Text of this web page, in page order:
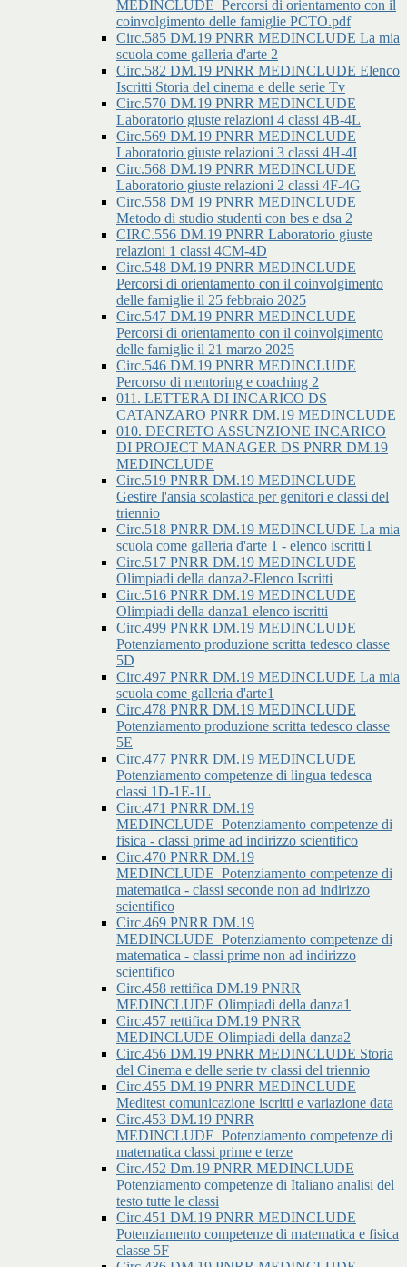
MEDINCLUDE_Percorsi di orientamento con il
coinvolgimento delle famiglie PCTO.pdf
Circ.585 DM.19 PNRR MEDINCLUDE La mia
scuola come galleria d'arte 2
Circ.582 DM.19 PNRR MEDINCLUDE Elenco
Iscritti Storia del cinema e delle serie Tv
Circ.570 DM.19 PNRR MEDINCLUDE
Laboratorio giuste relazioni 4 classi 4B-4L
Circ.569 DM.19 PNRR MEDINCLUDE
Laboratorio giuste relazioni 3 classi 4H-4I
Circ.568 DM.19 PNRR MEDINCLUDE
Laboratorio giuste relazioni 2 classi 4F-4G
Circ.558 DM 19 PNRR MEDINCLUDE
Metodo di studio studenti con bes e dsa 2
CIRC.556 DM.19 PNRR Laboratorio giuste
relazioni 1 classi 4CM-4D
Circ.548 DM.19 PNRR MEDINCLUDE
Percorsi di orientamento con il coinvolgimento
delle famiglie il 25 febbraio 2025
Circ.547 DM.19 PNRR MEDINCLUDE
Percorsi di orientamento con il coinvolgimento
delle famiglie il 21 marzo 2025
Circ.546 DM.19 PNRR MEDINCLUDE
Percorso di mentoring e coaching 2
011. LETTERA DI INCARICO DS
CATANZARO PNRR DM.19 MEDINCLUDE
010. DECRETO ASSUNZIONE INCARICO
DI PROJECT MANAGER DS PNRR DM.19
MEDINCLUDE
Circ.519 PNRR DM.19 MEDINCLUDE
Gestire l'ansia scolastica per genitori e classi del
triennio
Circ.518 PNRR DM.19 MEDINCLUDE La mia
scuola come galleria d'arte 1 - elenco iscritti1
Circ.517 PNRR DM.19 MEDINCLUDE
Olimpiadi della danza2-Elenco Iscritti
Circ.516 PNRR DM.19 MEDINCLUDE
Olimpiadi della danza1 elenco iscritti
Circ.499 PNRR DM.19 MEDINCLUDE
Potenziamento produzione scritta tedesco classe
5D
Circ.497 PNRR DM.19 MEDINCLUDE La mia
scuola come galleria d'arte1
Circ.478 PNRR DM.19 MEDINCLUDE
Potenziamento produzione scritta tedesco classe
5E
Circ.477 PNRR DM.19 MEDINCLUDE
Potenziamento competenze di lingua tedesca
classi 1D-1E-1L
Circ.471 PNRR DM.19
MEDINCLUDE_Potenziamento competenze di
fisica - classi prime ad indirizzo scientifico
Circ.470 PNRR DM.19
MEDINCLUDE_Potenziamento competenze di
matematica - classi seconde non ad indirizzo
scientifico
Circ.469 PNRR DM.19
MEDINCLUDE_Potenziamento competenze di
matematica - classi prime non ad indirizzo
scientifico
Circ.458 rettifica DM.19 PNRR
MEDINCLUDE Olimpiadi della danza1
Circ.457 rettifica DM.19 PNRR
MEDINCLUDE Olimpiadi della danza2
Circ.456 DM.19 PNRR MEDINCLUDE Storia
del Cinema e delle serie tv classi del triennio
Circ.455 DM.19 PNRR MEDINCLUDE
Meditest comunicazione iscritti e variazione data
Circ.453 DM.19 PNRR
MEDINCLUDE_Potenziamento competenze di
matematica classi prime e terze
Circ.452 Dm.19 PNRR MEDINCLUDE
Potenziamento competenze di Italiano analisi del
testo tutte le classi
Circ.451 DM.19 PNRR MEDINCLUDE
Potenziamento competenze di matematica e fisica
classe 5F